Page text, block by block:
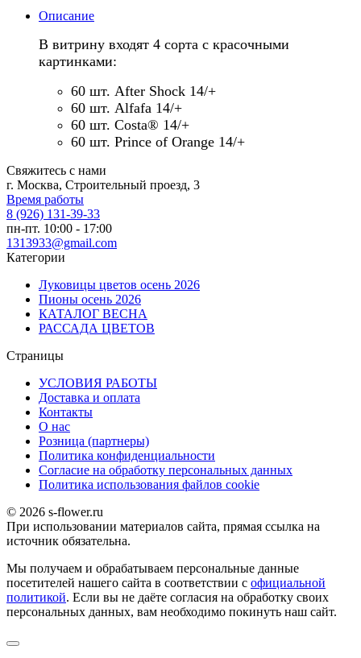
Описание
В витрину входят 4 сорта с красочными
картинками:
60 шт. After Shock 14/+
60 шт. Alfafa 14/+
60 шт. Costa® 14/+
60 шт. Prince of Orange 14/+
Свяжитесь с нами
г. Москва, Строительный проезд, 3
Время работы
8 (926) 131-39-33
пн-пт. 10:00 - 17:00
1313933@gmail.com
Категории
Луковицы цветов осень 2026
Пионы осень 2026
КАТАЛОГ ВЕСНА
РАССАДА ЦВЕТОВ
Страницы
УСЛОВИЯ РАБОТЫ
Доставка и оплата
Контакты
О наc
Розница (партнеры)
Политика конфиденциальности
Согласие на обработку персональных данных
Политика использования файлов сookie
© 2026 s-flower.ru
При использовании материалов сайта, прямая ссылка на
источник обязательна.
Мы получаем и обрабатываем персональные данные
посетителей нашего сайта в соответствии с официальной
политикой. Если вы не даёте согласия на обработку своих
персональных данных, вам необходимо покинуть наш сайт.